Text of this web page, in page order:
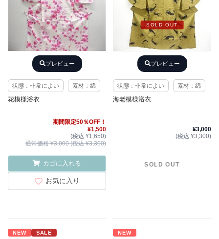
プレビュー
状態：非常によい 素材：綿
花模様浴衣
期間限定50％OFF！
¥1,500
(税込 ¥1,650)
通常価格 ¥3,000 (税込 ¥3,300)
カゴに入れる
お気に入り
SOLD OUT
プレビュー
状態：非常によい 素材：綿
海老模様浴衣
¥3,000
(税込 ¥3,300)
SOLD OUT
NEW SALE NEW